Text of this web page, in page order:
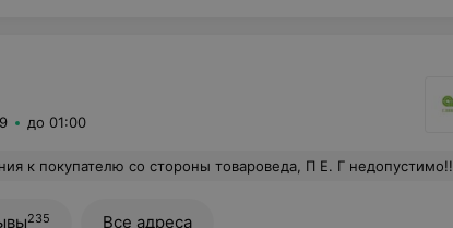
до 01:00
человек как стоял выкладывая товар, так и продолжала выкладывать товар! Несколько раз, переспросив, она просто ответила вон там весы и идите взвешивайте сами! Отправить покупателя за прилавок??? вела себя так, как будто я домой к ней пришла и прошу продать! Дальше появилась администратор! Рассказав о работе товароведа, просто посмотрела молча! Никто не извинился! Глядя на администратора, которая не может показать своим примером, как надо вести работу с покупателем, в принципе, так себя будут вести и подчинённые! ПЯ, представляю, если бы, пожилой человек подошёл, к таким вот...... Меняйте состав, адиминстрации! Ведь, это ваше лицо!!! Вежливость!!!
235 Все адреса